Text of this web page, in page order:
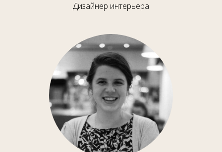
Дизайнер интерьера